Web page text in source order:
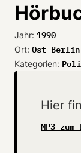
Jahr: 1990
Ort: Ost-Berlin
Kategorien:
Hier
MP3 zum